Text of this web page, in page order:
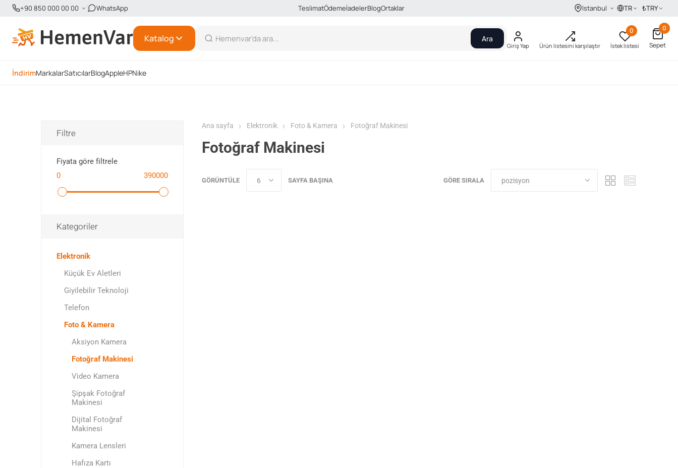
+90 850 000 00 00 WhatsApp TeslimatÖdemeİadelerBlogOrtaklar Istanbul TR ₺TRY
Katalog Ara
Giriş Yap Ürün listesini karşılaştır İstek listesi
0
0
Sepet
İndirimMarkalarSatıcılarBlogAppleHPNike
Ana sayfa Elektronik Foto & Kamera Fotoğraf Makinesi
Fotoğraf Makinesi
GÖRE SIRALA
GÖRÜNTÜLE SAYFA BAŞINA
Filtre
Fiyata göre filtrele
0
390000
Kategoriler
Elektronik
Küçük Ev Aletleri
Giyilebilir Teknoloji
Telefon
Foto & Kamera
Aksiyon Kamera
Fotoğraf Makinesi
Video Kamera
Şipşak Fotoğraf
Makinesi
Dijital Fotoğraf
Makinesi
Kamera Lensleri
Hafıza Kartı